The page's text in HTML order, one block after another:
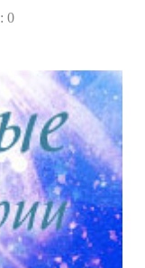
: 0